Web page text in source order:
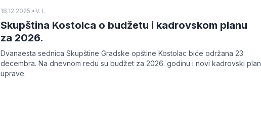
18.12.2025.•V. I.
Skupština Kostolca o budžetu i kadrovskom planu
za 2026.
Dvanaesta sednica Skupštine Gradske opštine Kostolac biće održana 23.
decembra. Na dnevnom redu su budžet za 2026. godinu i novi kadrovski plan
uprave.